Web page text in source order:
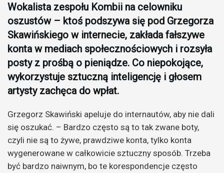
Wokalista zespołu Kombii na celowniku
oszustów – ktoś podszywa się pod Grzegorza
Skawińskiego w internecie, zakłada fałszywe
konta w mediach społecznościowych i rozsyła
posty z prośbą o pieniądze. Co niepokojące,
wykorzystuje sztuczną inteligencję i głosem
artysty zachęca do wpłat.
Grzegorz Skawiński apeluje do internautów, aby nie dali
się oszukać. – Bardzo często są to tak zwane boty,
czyli nie są to żywe, prawdziwe konta, tylko konta
wygenerowane w całkowicie sztuczny sposób. Trzeba
być bardzo naiwnym, bo te korespondencje często